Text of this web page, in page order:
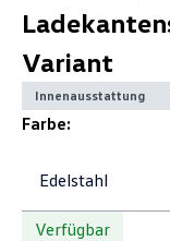
Variant
Innenausstattung
Farbe:
Edelstahl
Verfügbar